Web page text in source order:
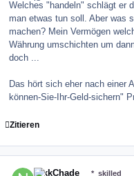
Welches "handeln" schlägt er
man etwas tun soll. Aber was
machen? Mein Vermögen
Währung umschichten um
doch ...
Das hört sich eher nach einer
können-Sie-Ihr-Geld-sichern"
Zitieren
NikkChade *_skilled